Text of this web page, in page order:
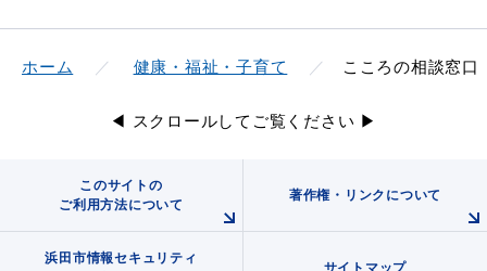
ホーム 健康・福祉・子育て こころの相談窓
◀ スクロールしてご覧ください ▶
このサイトの
ご利用方法について
著作権・リンクについて
浜田市情報セキュリティ